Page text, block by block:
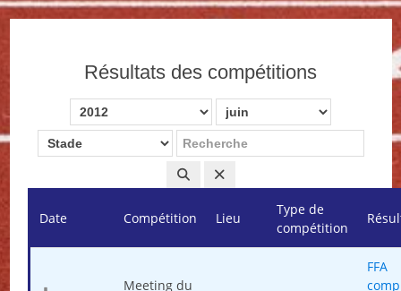
Résultats des compétitions
Date Compétition Lieu
Type de
compétition
Meeting du
FFA